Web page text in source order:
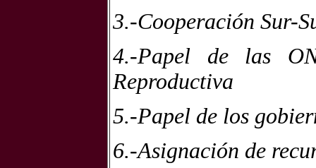
3.-Cooperación Sur-
4.-Papel de las
Reproductiva
5.-Papel de los
6.-Asignación de